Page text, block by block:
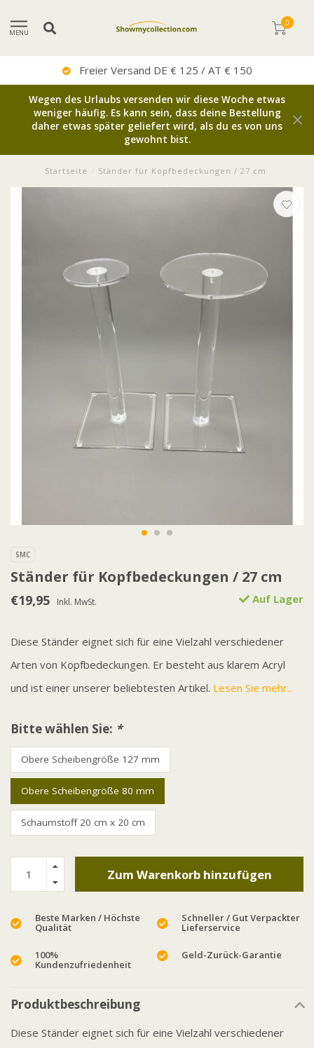
MENU
0
Sehr Guter Service
Wegen des Urlaubs versenden wir diese Woche etwas
weniger häufig. Es kann sein, dass deine Bestellung
daher etwas später geliefert wird, als du es von uns
gewohnt bist.
Startseite Ständer für Kopfbedeckungen / 27 cm
SMC
Ständer für Kopfbedeckungen / 27 cm
€19,95 Inkl. MwSt. Auf Lager
Diese Ständer eignet sich für eine Vielzahl verschiedener
Arten von Kopfbedeckungen. Er besteht aus klarem Acryl
und ist einer unserer beliebtesten Artikel. Lesen Sie mehr..
Bitte wählen Sie: *
Obere Scheibengröße 127 mm
Obere Scheibengröße 80 mm
Schaumstoff 20 cm x 20 cm
Zum Warenkorb hinzufügen
Beste Marken / Höchste
Qualität
Schneller / Gut Verpackter
Lieferservice
100%
Kundenzufriedenheit
Geld-Zurück-Garantie
Produktbeschreibung
Diese Ständer eignet sich für eine Vielzahl verschiedener